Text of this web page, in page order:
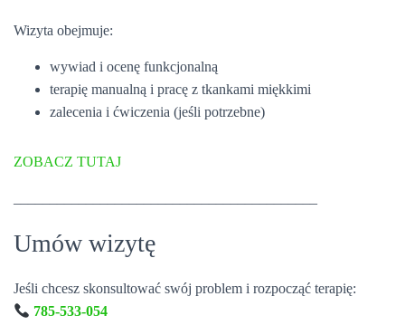
Wizyta obejmuje:
wywiad i ocenę funkcjonalną
terapię manualną i pracę z tkankami miękkimi
zalecenia i ćwiczenia (jeśli potrzebne)
ZOBACZ TUTAJ
Umów wizytę
Jeśli chcesz skonsultować swój problem i rozpocząć terapię:
785-533-054